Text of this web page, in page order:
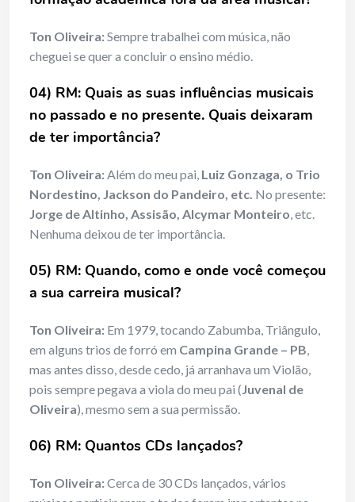
Ton Oliveira:Sempre trabalhei com música, não
cheguei se quer a concluir o ensino médio.
04) RM: Quais as suas influências musicais
no passado e no presente. Quais deixaram
de ter importância?
Ton Oliveira:Além do meu pai, Luiz Gonzaga, o Trio
Nordestino, Jackson do Pandeiro, etc. No presente:
Jorge de Altinho, Assisão, Alcymar Monteiro, etc.
Nenhuma deixou de ter importância.
05) RM: Quando, como e onde você começou
a sua carreira musical?
Ton Oliveira: Em 1979, tocando Zabumba, Triângulo,
em alguns trios de forró em Campina Grande – PB,
mas antes disso, desde cedo, já arranhava um Violão,
pois sempre pegava a viola do meu pai (Juvenal de
Oliveira), mesmo sem a sua permissão.
06) RM: Quantos CDs lançados?
Ton Oliveira:Cerca de 30 CDs lançados, vários